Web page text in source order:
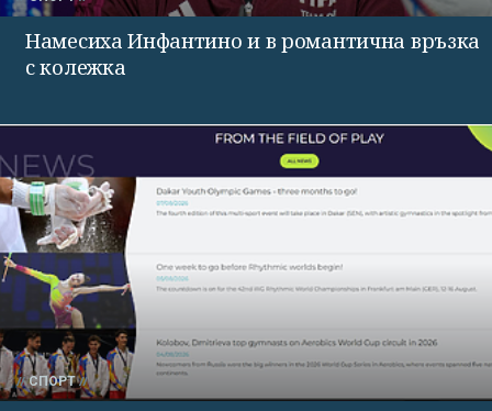
Намесиха Инфантино и в романтична връзка
с колежка
СПОРТ